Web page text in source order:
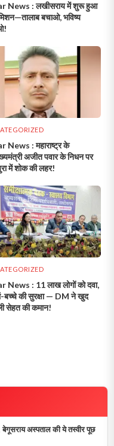
News : लखीसराय में शुरू हुआ
बचाओ, भविष्य
News : महाराष्ट्र के
अजीत पवार के निधन पर
में शोक की लहर!
News : 11 लाख लोगों को दवा,
बच्चे की सुरक्षा — DM ने खुद
सेहत की कमान!
अस्पताल की ये तस्वीर पूछ